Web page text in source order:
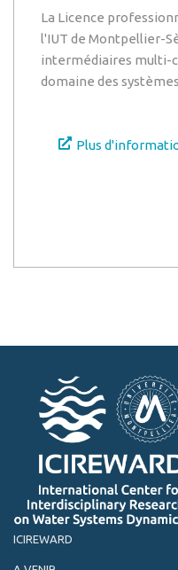
La Licence
l'IUT de Montpellier-
intermédiaires multi-
domaine des
Plus
ICIREWARD